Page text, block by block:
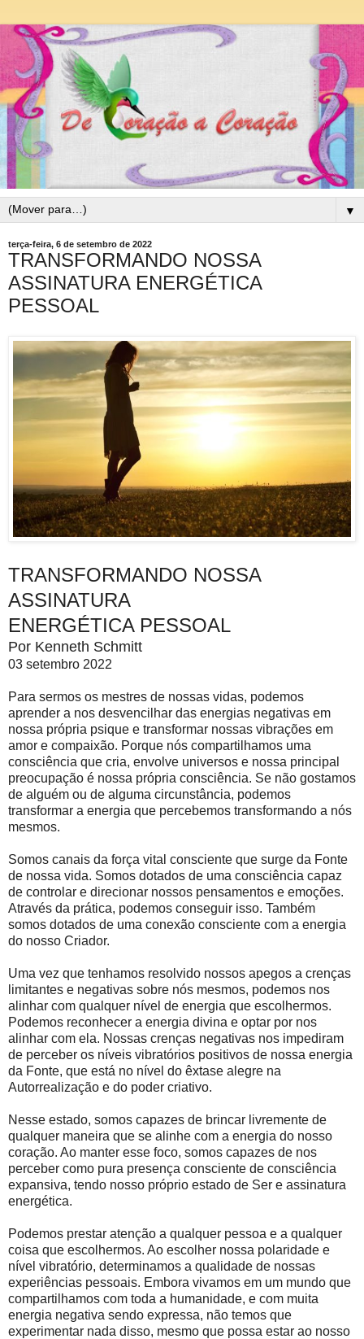
▼
terça-feira, 6 de setembro de 2022
TRANSFORMANDO NOSSA
ASSINATURA ENERGÉTICA
PESSOAL
TRANSFORMANDO NOSSA
ASSINATURA
ENERGÉTICA PESSOAL
Por Kenneth Schmitt
03 setembro 2022
Para sermos os mestres de nossas vidas, podemos
aprender a nos desvencilhar das energias negativas em
nossa própria psique e transformar nossas vibrações em
amor e compaixão. Porque nós compartilhamos uma
consciência que cria, envolve universos e nossa principal
preocupação é nossa própria consciência. Se não gostamos
de alguém ou de alguma circunstância, podemos
transformar a energia que percebemos transformando a nós
mesmos.
Somos canais da força vital consciente que surge da Fonte
de nossa vida. Somos dotados de uma consciência capaz
de controlar e direcionar nossos pensamentos e emoções.
Através da prática, podemos conseguir isso. Também
somos dotados de uma conexão consciente com a energia
do nosso Criador.
Uma vez que tenhamos resolvido nossos apegos a crenças
limitantes e negativas sobre nós mesmos, podemos nos
alinhar com qualquer nível de energia que escolhermos.
Podemos reconhecer a energia divina e optar por nos
alinhar com ela. Nossas crenças negativas nos impediram
de perceber os níveis vibratórios positivos de nossa energia
da Fonte, que está no nível do êxtase alegre na
Autorrealização e do poder criativo.
Nesse estado, somos capazes de brincar livremente de
qualquer maneira que se alinhe com a energia do nosso
coração. Ao manter esse foco, somos capazes de nos
perceber como pura presença consciente de consciência
expansiva, tendo nosso próprio estado de Ser e assinatura
energética.
Podemos prestar atenção a qualquer pessoa e a qualquer
coisa que escolhermos. Ao escolher nossa polaridade e
nível vibratório, determinamos a qualidade de nossas
experiências pessoais. Embora vivamos em um mundo que
compartilhamos com toda a humanidade, e com muita
energia negativa sendo expressa, não temos que
experimentar nada disso, mesmo que possa estar ao nosso